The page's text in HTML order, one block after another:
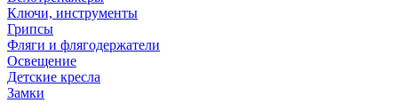
Ключи, инструменты
Грипсы
Фляги и флягодержатели
Освещение
Детские кресла
Замки